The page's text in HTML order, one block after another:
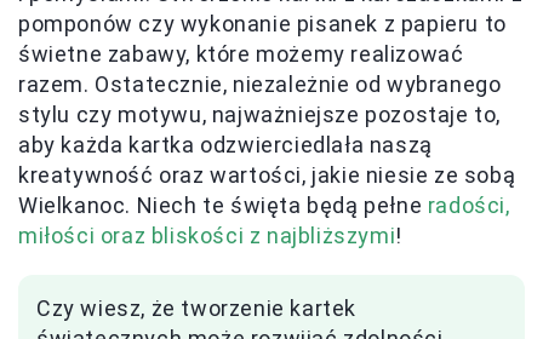
pomponów czy wykonanie pisanek z papieru to
świetne zabawy, które możemy realizować
razem. Ostatecznie, niezależnie od wybranego
stylu czy motywu, najważniejsze pozostaje to,
aby każda kartka odzwierciedlała naszą
kreatywność oraz wartości, jakie niesie ze sobą
Wielkanoc. Niech te święta będą pełne radości,
miłości oraz bliskości z najbliższymi!
Czy wiesz, że tworzenie kartek